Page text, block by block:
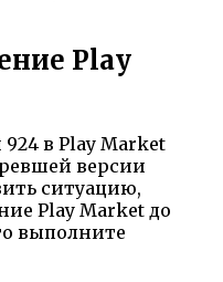
Play
в Play Market
версии
ситуацию,
Play Market до
выполните